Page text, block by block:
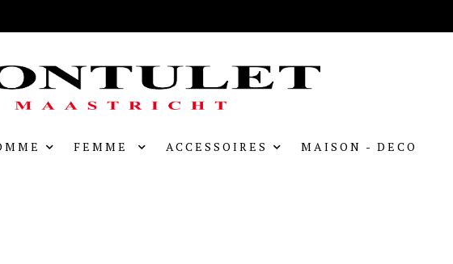
FEMME ACCESSOIRES MAISON - DECO